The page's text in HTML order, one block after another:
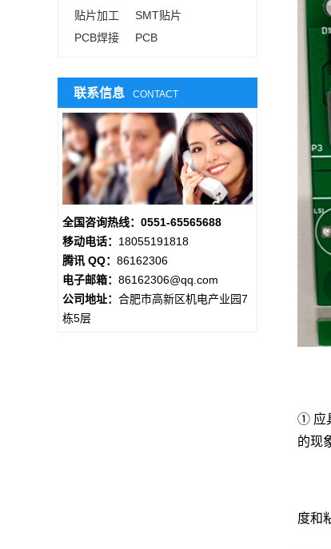
① 应
的现
度和
贴片加工
SMT贴片
PCB焊接
PCB
联系信息 CONTACT
全国咨询热线：0551-65565688
移动电话： 18055191818
腾讯 QQ： 86162306
电子邮箱： 86162306@qq.com
公司地址： 合肥市高新区机电产业园7
栋5层